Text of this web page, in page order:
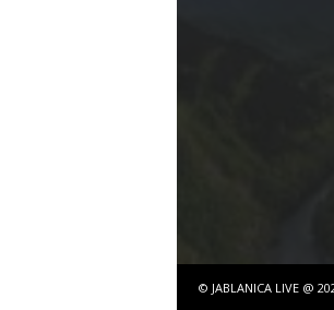
© JABLANICA LIVE @